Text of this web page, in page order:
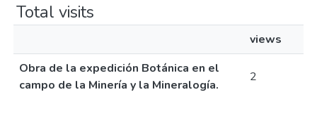
Total visits
views
Obra de la expedición Botánica en el
campo de la Minería y la Mineralogía.
2